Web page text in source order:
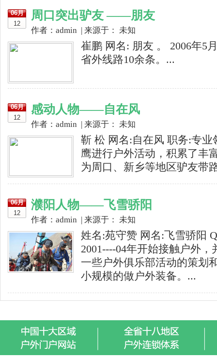
06月
12
周口突出驴友 ——朋友
作者：admin | 来源于： 未知
崔鹏 网名: 朋友 。 2006年5
省外线路10余条。...
06月
12
感动人物——自在风
作者：admin | 来源于： 未知
靳 松 网名:自在风 职务:专
鹰进行户外活动，积累了丰
为周口、新乡等地区驴友带
06月
12
濮阳人物——飞雪骄阳
作者：admin | 来源于： 未知
姓名:苑守赞 网名:飞雪骄阳
2001----04年开始接触户外
一些户外俱乐部活动的策划
小规模的做户外装备。...